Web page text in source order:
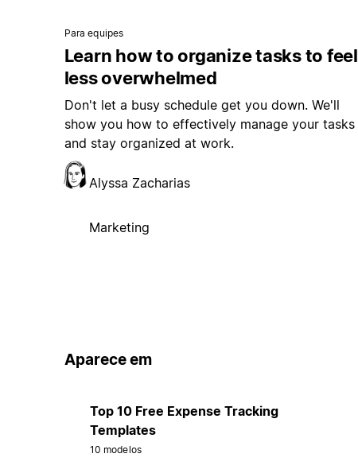
Para equipes
Learn how to organize tasks to feel
less overwhelmed
Don't let a busy schedule get you down. We'll
show you how to effectively manage your tasks
and stay organized at work.
Alyssa Zacharias
Marketing
Aparece em
Top 10 Free Expense Tracking
Templates
10 modelos